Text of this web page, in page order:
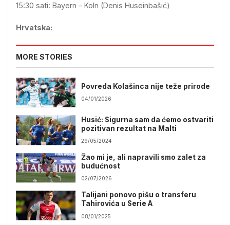
15:30 sati: Bayern – Koln (Denis Huseinbašić)
Hrvatska:
MORE STORIES
Povreda Kolašinca nije teže prirode
04/01/2026
Husić: Sigurna sam da ćemo ostvariti
pozitivan rezultat na Malti
29/05/2024
Žao mi je, ali napravili smo zalet za
budućnost
02/07/2026
Talijani ponovo pišu o transferu
Tahirovića u Serie A
08/01/2025